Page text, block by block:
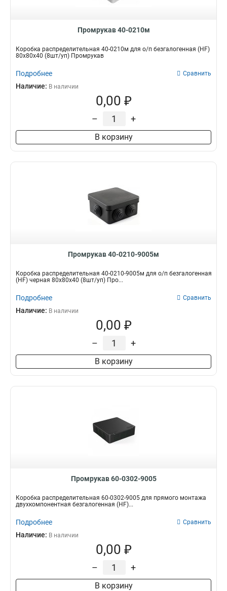
Промрукав 40-0210м
Коробка распределительная 40-0210м для о/п безгалогенная (HF)
80х80х40 (8шт/уп) Промрукав
Подробнее Сравнить
Наличие: В наличии
0,00 ₽
– +
В корзину
Промрукав 40-0210-9005м
Коробка распределительная 40-0210-9005м для о/п безгалогенная
(HF) черная 80х80х40 (8шт/уп) Про...
Подробнее Сравнить
Наличие: В наличии
0,00 ₽
– +
В корзину
Промрукав 60-0302-9005
Коробка распределительная 60-0302-9005 для прямого монтажа
двухкомпонентная безгалогенная (HF)...
Подробнее Сравнить
Наличие: В наличии
0,00 ₽
– +
В корзину